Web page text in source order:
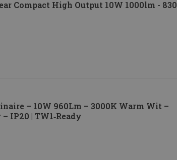
Compact High Output 10W 1000lm - 830
– 10W 960Lm – 3000K Warm Wit –
IP20 | TW1‑Ready